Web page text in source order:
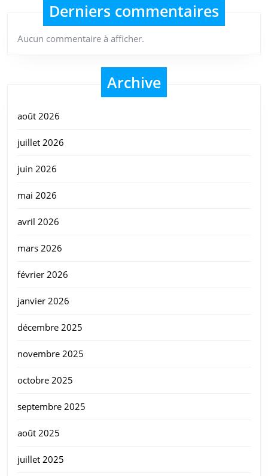
Derniers commentaires
Aucun commentaire à afficher.
Archive
août 2026
juillet 2026
juin 2026
mai 2026
avril 2026
mars 2026
février 2026
janvier 2026
décembre 2025
novembre 2025
octobre 2025
septembre 2025
août 2025
juillet 2025